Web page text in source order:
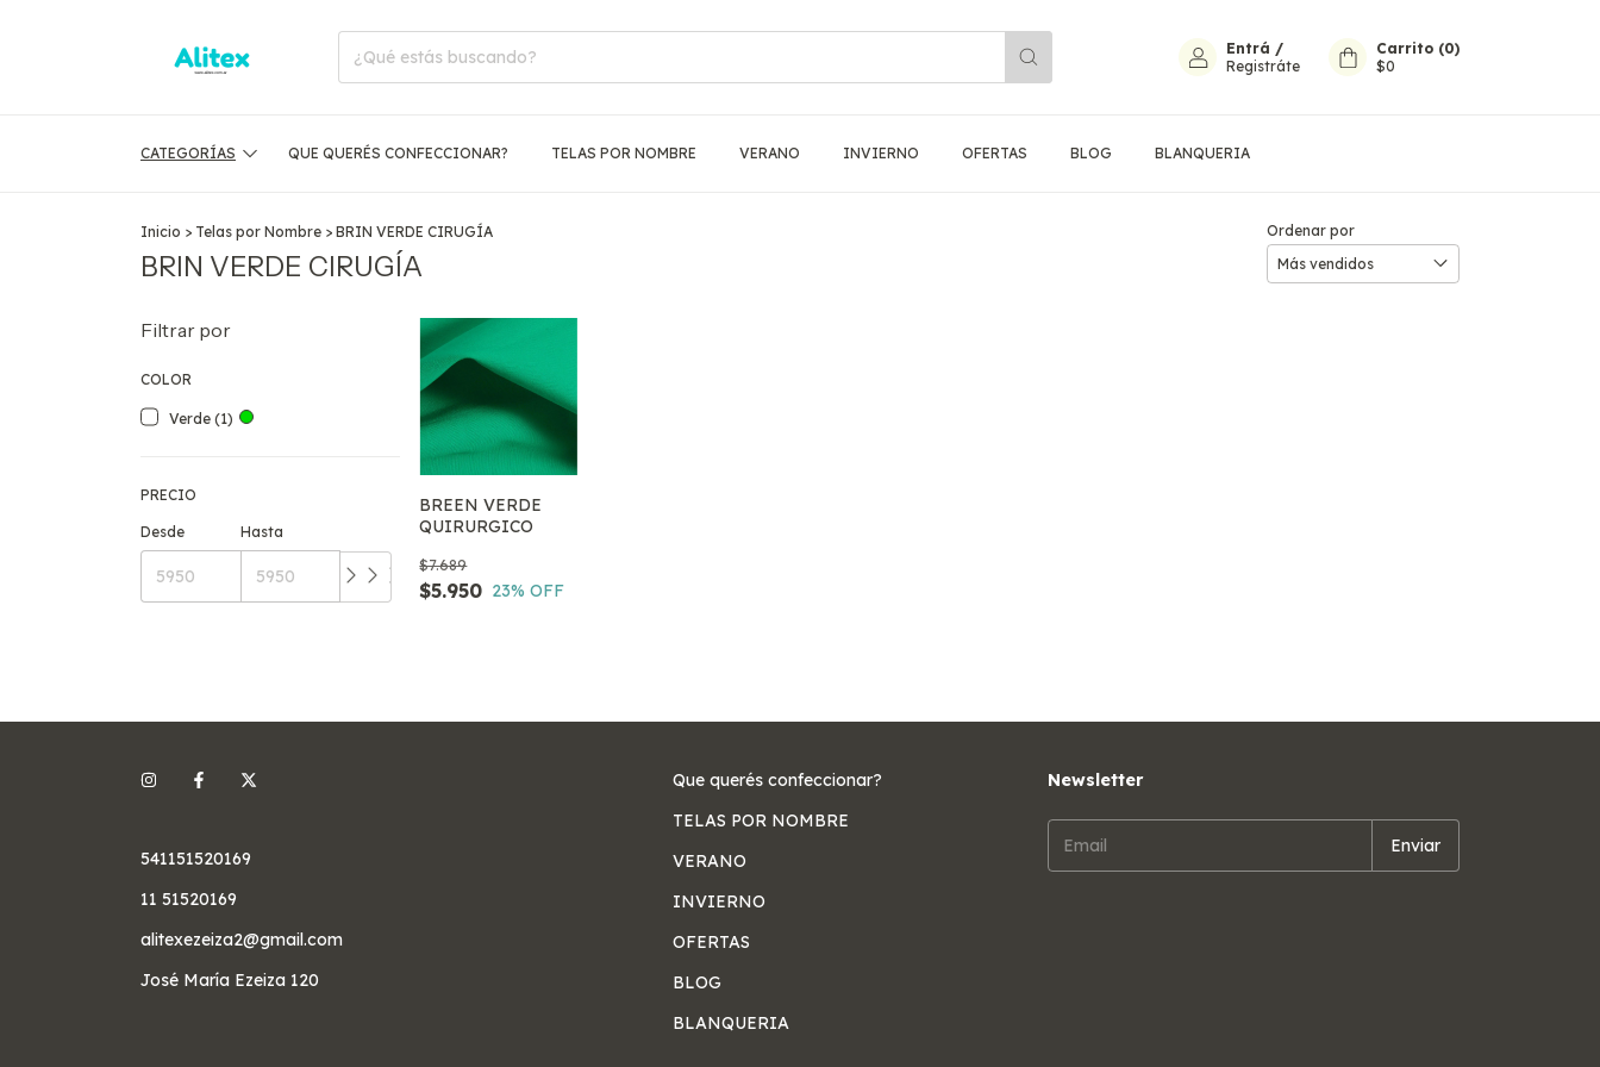
Entrá /
Registráte
Carrito (0)
$0
CATEGORÍAS QUE QUERÉS CONFECCIONAR? TELAS POR NOMBRE VERANO INVIERNO OFERTAS BLOG BLANQUERIA
Inicio > Telas por Nombre > BRIN VERDE CIRUGÍA
BRIN VERDE CIRUGÍA
Ordenar por
Filtrar por
COLOR
Verde (1)
PRECIO
Desde Hasta
BREEN VERDE
QUIRURGICO
$5.950
$7.689
23% OFF
541151520169
11 51520169
alitexezeiza2@gmail.com
José María Ezeiza 120
Que querés confeccionar?
TELAS POR NOMBRE
VERANO
INVIERNO
OFERTAS
BLOG
BLANQUERIA
Newsletter